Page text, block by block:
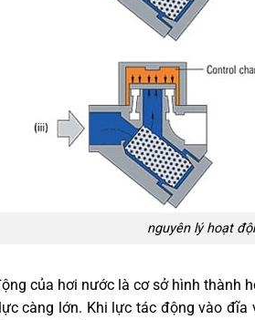
nguyên lý hoạt
của hơi nước là cơ sở hình thành
càng lớn. Khi lực tác động vào